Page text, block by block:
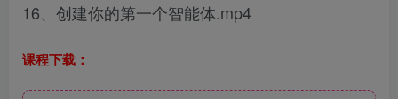
16、创建你的第一个智能体.mp4
课程下载：